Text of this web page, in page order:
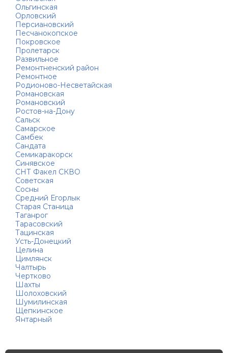
Ольгинская
Орловский
Персиановский
Песчанокопское
Покровское
Пролетарск
Развильное
Ремонтненский район
Ремонтное
Родионово-Несветайская
Романовская
Романовский
Ростов-на-Дону
Сальск
Самарское
Самбек
Сандата
Семикаракорск
Синявское
СНТ Факел СКВО
Советская
Сосны
Средний Егорлык
Старая Станица
Таганрог
Тарасовский
Тацинская
Усть-Донецкий
Целина
Цимлянск
Чалтырь
Чертково
Шахты
Шолоховский
Шумилинская
Щепкинское
Янтарный